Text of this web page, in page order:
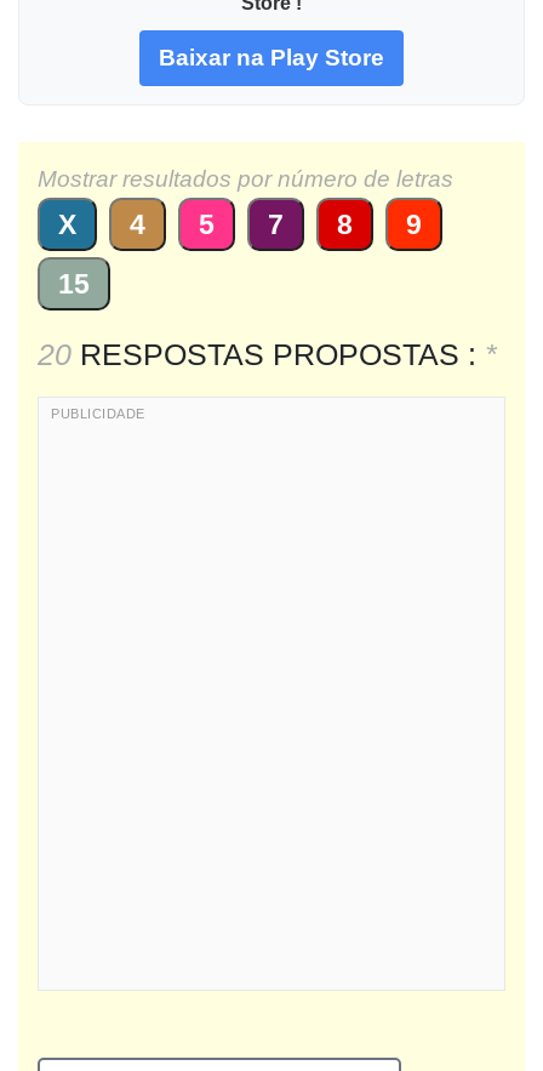
Baixar na Play Store
Mostrar resultados por número de letras
X 4 5 7 8
9
15
20 RESPOSTAS PROPOSTAS : *